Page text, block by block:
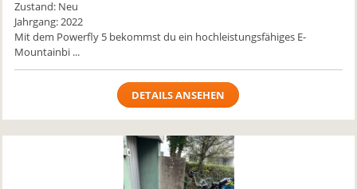
Zustand: Neu
Jahrgang: 2022
Mit dem Powerfly 5 bekommst du ein hochleistungsfähiges E-
Mountainbi ...
DETAILS ANSEHEN